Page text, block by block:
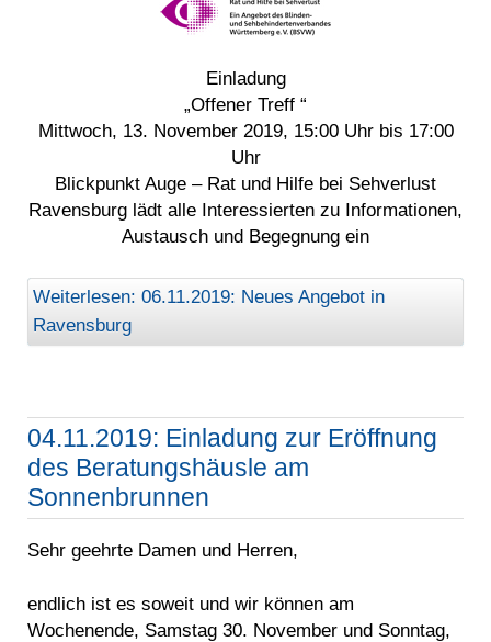
Einladung
„Offener Treff “
Mittwoch, 13. November 2019, 15:00 Uhr bis 17:00
Uhr
Blickpunkt Auge – Rat und Hilfe bei Sehverlust
Ravensburg lädt alle Interessierten zu Informationen,
Austausch und Begegnung ein
Weiterlesen: 06.11.2019: Neues Angebot in
Ravensburg
04.11.2019: Einladung zur Eröffnung
des Beratungshäusle am
Sonnenbrunnen
Sehr geehrte Damen und Herren,
endlich ist es soweit und wir können am
Wochenende, Samstag 30. November und Sonntag,